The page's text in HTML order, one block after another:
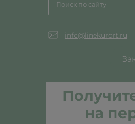
info@linekurort.ru
на